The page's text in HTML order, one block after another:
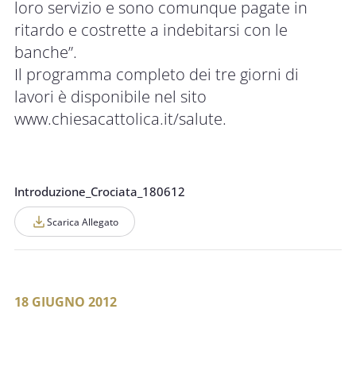
loro servizio e sono comunque pagate in
ritardo e costrette a indebitarsi con le
banche”.
Il programma completo dei tre giorni di
lavori è disponibile nel sito
www.chiesacattolica.it/salute.
Introduzione_Crociata_180612
Scarica Allegato
18 GIUGNO 2012